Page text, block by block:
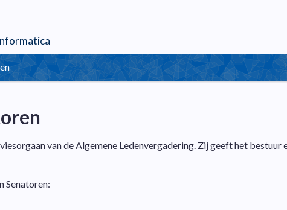
van de Algemene Ledenvergadering. Zij geeft het bestuur
Senatoren: